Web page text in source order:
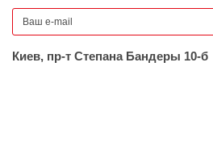
Киев, пр-т Степана Бандеры 10-б